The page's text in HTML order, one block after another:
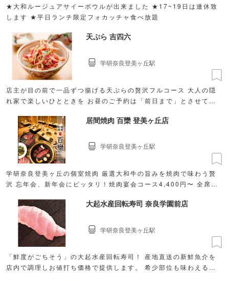
★大和ルージュアサイーボウルが出来ました ★17~19日は連休致
します ★平日ランチ限定フォカッチャ食べ放題
天ぷら 吉四六
店主が目の前で一品ずつ揚げる天ぷらの贅沢フルコース 大人の隠
れ家で楽しいひとときを お昼のご予約は「前日まで」とさせてい
学研奈良登美ヶ丘駅
居間焼肉 百欒 登美ヶ丘店
学研奈良登美ヶ丘の個室焼肉 厳選大和牛の旨みを焼肉で味わう贅
沢 忘年会、新年会にピッタリ！焼肉宴会コース4,400円〜 全席掘
学研奈良登美ヶ丘駅
大起水産回転寿司 奈良学園前店
「鮮度がごちそう」の大起水産回転寿司！ 産地直送の新鮮魚介を
店内で調理しお値打ち価格で提供します。 希少部位も味わえる本
学研奈良登美ヶ丘駅